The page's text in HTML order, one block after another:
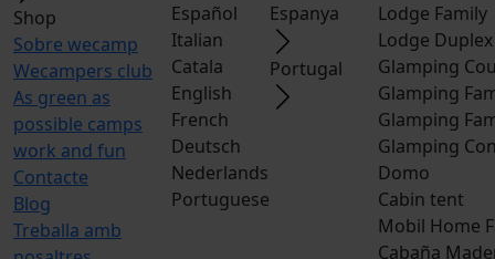
Shop
Sobre wecamp
Wecampers club
As green as
possible camps
work and fun
Contacte
Blog
Treballa amb
Español
Italian
Catala
English
French
Deutsch
Nederlands
Portuguese
Espanya
Portugal
Lodge Family
Lodge Duplex
Glamping
Glamping
Glamping
Glamping
Domo
Cabin tent
Mobil Home
Cabaña